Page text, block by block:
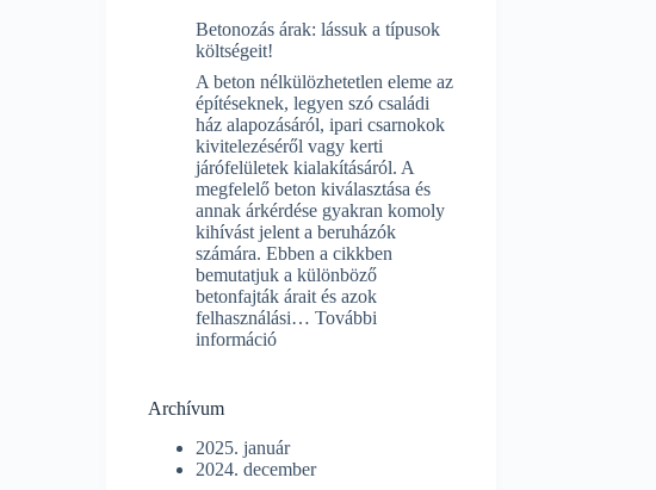
és
beton
Betonozás árak: lássuk a típusok
költségeit!
A beton nélkülözhetetlen eleme az
építéseknek, legyen szó családi
ház alapozásáról, ipari csarnokok
kivitelezéséről vagy kerti
járófelületek kialakításáról. A
megfelelő beton kiválasztása és
annak árkérdése gyakran komoly
kihívást jelent a beruházók
számára. Ebben a cikkben
bemutatjuk a különböző
betonfajták árait és azok
felhasználási…További
információ:
típusok
költségeit!
Archívum
2025. január
2024. december